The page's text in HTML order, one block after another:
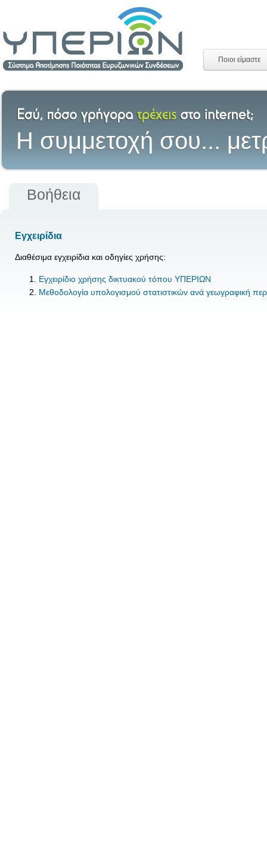
Ποιοι είμαστε
H συμμετοχή σου...
Βοήθεια
Εγχειρίδια
Διαθέσιμα εγχειρίδια και οδηγίες χρήσης:
Εγχειρίδιο χρήσης δικτυακού τόπου ΥΠΕΡΙΩΝ
Μεθοδολογία υπολογισμού στατιστικών ανά γεωγραφική